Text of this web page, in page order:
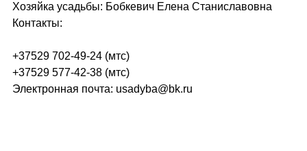
Хозяйка усадьбы: Бобкевич Елена Станиславовна
Контакты:
+37529 702-49-24 (мтс)
+37529 577-42-38 (мтс)
Электронная почта: usadyba@bk.ru